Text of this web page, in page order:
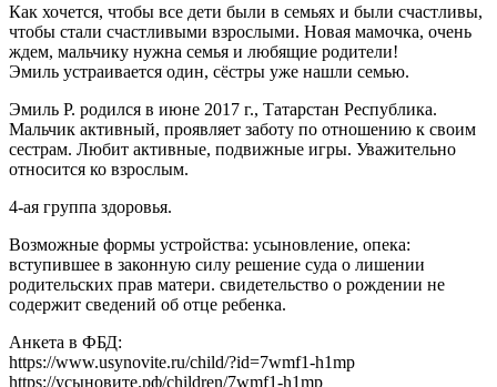
Как хочется, чтобы все дети были в семьях и были счастливы,
чтобы стали счастливыми взрослыми. Новая мамочка, очень
ждем, мальчику нужна семья и любящие родители!
Эмиль устраивается один, сёстры уже нашли семью.
Эмиль Р. родился в июне 2017 г., Татарстан Республика.
Мальчик активный, проявляет заботу по отношению к своим
сестрам. Любит активные, подвижные игры. Уважительно
относится ко взрослым.
4-ая группа здоровья.
Возможные формы устройства: усыновление, опека:
вступившее в законную силу решение суда о лишении
родительских прав матери. свидетельство о рождении не
содержит сведений об отце ребенка.
Анкета в ФБД:
https://www.usynovite.ru/child/?id=7wmf1-h1mp
https://усыновите.рф/children/7wmf1-h1mp